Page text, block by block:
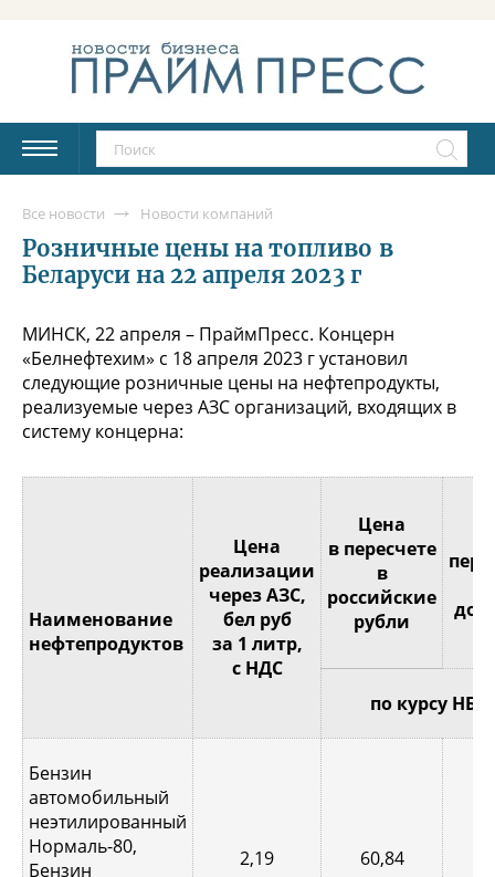
Все новости Новости компаний
Розничные цены на топливо в
Беларуси на 22 апреля 2023 г
МИНСК, 22 апреля – ПраймПресс. Концерн
«Белнефтехим» с 18 апреля 2023 г установил
следующие розничные цены на нефтепродукты,
реализуемые через АЗС организаций, входящих в
систему концерна:
Наименование
нефтепродуктов
Цена
реализации
через АЗС,
бел руб
за 1 литр,
с НДС
Цена
в пересчете
в
российские
рубли
по курсу
Бензин
автомобильный
неэтилированный
Нормаль-80,
Бензин
2,19 60,84